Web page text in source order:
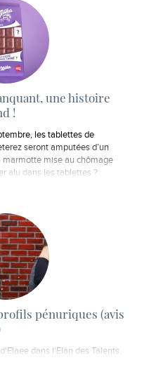
une histoire
!
les tablettes de
seront amputées d’un
marmotte mise au chômage
alu dans les tablettes ?
pénuriques (avis
dans l'Elan des Talents.